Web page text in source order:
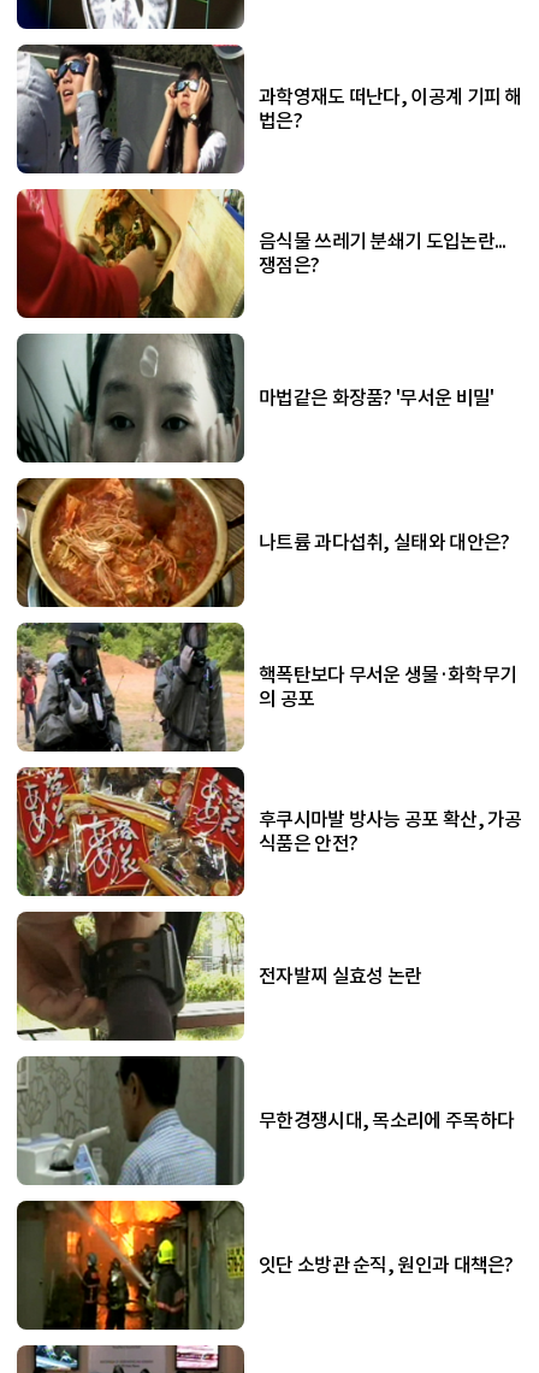
과학영재도 떠난다, 이공계 기피 해
법은?
음식물 쓰레기 분쇄기 도입논란...
쟁점은?
마법같은 화장품? '무서운 비밀'
나트륨 과다섭취, 실태와 대안은?
핵폭탄보다 무서운 생물·화학무기
의 공포
후쿠시마발 방사능 공포 확산, 가공
식품은 안전?
전자발찌 실효성 논란
무한경쟁시대, 목소리에 주목하다
잇단 소방관 순직, 원인과 대책은?